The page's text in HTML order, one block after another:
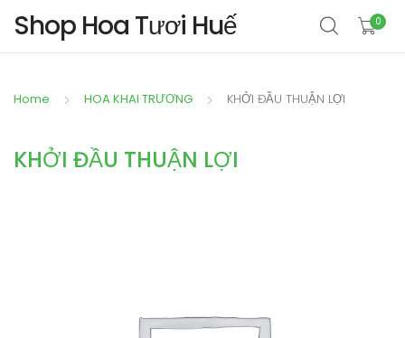
Shop Hoa Tươi Huế 0
Home HOA KHAI TRƯƠNG KHỞI ĐẦU THUẬN LỢI
KHỞI ĐẦU THUẬN LỢI